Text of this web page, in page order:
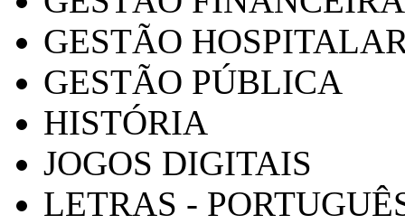
GESTÃO
GESTÃO PÚBLICA
HISTÓRIA
JOGOS DIGITAIS
LETRAS -